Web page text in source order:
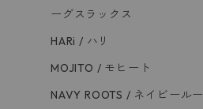
ーグスラックス
HARi / ハリ
MOJITO / モヒート
NAVY ROOTS / ネイビールー